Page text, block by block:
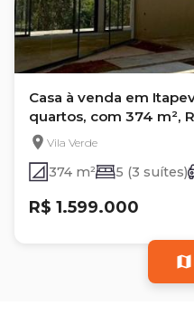
Casa à venda em
quartos, com 374 m²,
(transurb)
Vila Verde
374 m² 5 (3 suítes)
R$ 1.599.000